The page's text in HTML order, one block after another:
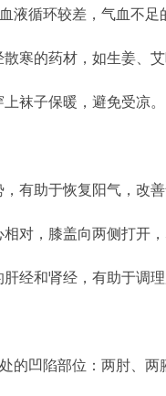
液循环较差，气血不
寒的药材，如生姜、
袜子保暖，避免受凉。
有助于恢复阳气，改善
对，膝盖向两侧打开
经和肾经，有助于调理
的凹陷部位：两肘、